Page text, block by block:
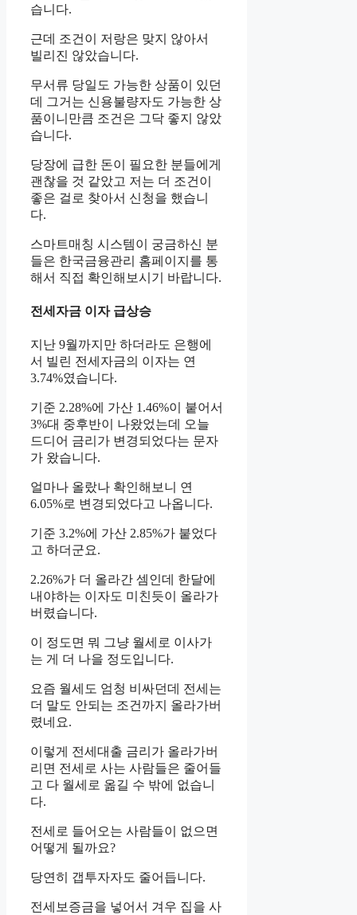
습니다.
근데 조건이 저랑은 맞지 않아서
빌리진 않았습니다.
무서류 당일도 가능한 상품이 있던
데 그거는 신용불량자도 가능한 상
품이니만큼 조건은 그닥 좋지 않았
습니다.
당장에 급한 돈이 필요한 분들에게
괜찮을 것 같았고 저는 더 조건이
좋은 걸로 찾아서 신청을 했습니
다.
스마트매칭 시스템이 궁금하신 분
들은 한국금융관리 홈페이지를 통
해서 직접 확인해보시기 바랍니다.
전세자금 이자 급상승
지난 9월까지만 하더라도 은행에
서 빌린 전세자금의 이자는 연
3.74%였습니다.
기준 2.28%에 가산 1.46%이 붙어서
3%대 중후반이 나왔었는데 오늘
드디어 금리가 변경되었다는 문자
가 왔습니다.
얼마나 올랐나 확인해보니 연
6.05%로 변경되었다고 나옵니다.
기준 3.2%에 가산 2.85%가 붙었다
고 하더군요.
2.26%가 더 올라간 셈인데 한달에
내야하는 이자도 미친듯이 올라가
버렸습니다.
이 정도면 뭐 그냥 월세로 이사가
는 게 더 나을 정도입니다.
요즘 월세도 엄청 비싸던데 전세는
더 말도 안되는 조건까지 올라가버
렸네요.
이렇게 전세대출 금리가 올라가버
리면 전세로 사는 사람들은 줄어들
고 다 월세로 옮길 수 밖에 없습니
다.
전세로 들어오는 사람들이 없으면
어떻게 될까요?
당연히 갭투자자도 줄어듭니다.
전세보증금을 넣어서 겨우 집을 사